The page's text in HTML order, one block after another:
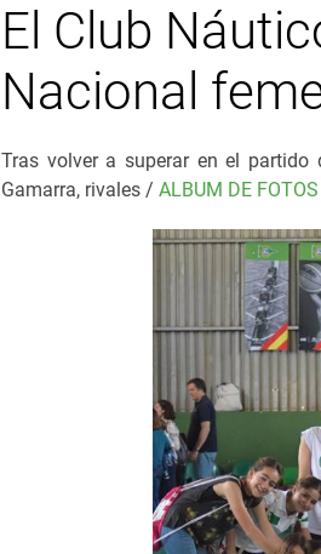
El Club
Nacional
Tras volver a superar en el partido
Gamarra, rivales / ALBUM DE FOTOS